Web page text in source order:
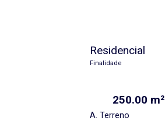
Residencial
Finalidade
250.00 m²
A. Terreno